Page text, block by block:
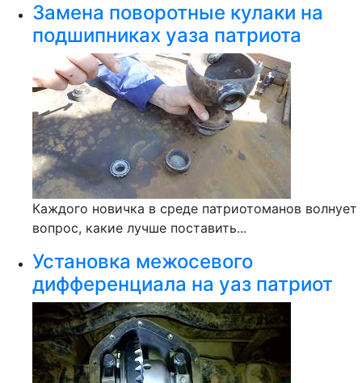
Замена поворотные кулаки на
подшипниках уаза патриота
Каждого новичка в среде патриотоманов волнует
вопрос, какие лучше поставить...
Установка межосевого
дифференциала на уаз патриот